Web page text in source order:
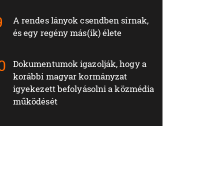
A rendes lányok csendben sírnak,
és egy regény más(ik) élete
Dokumentumok igazolják, hogy a
korábbi magyar kormányzat
igyekezett befolyásolni a közmédia
működését